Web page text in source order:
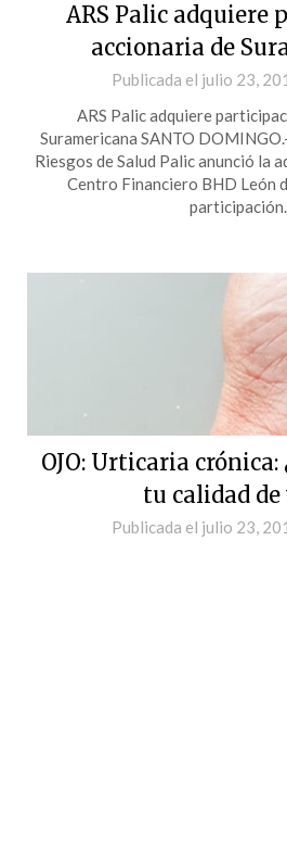
ARS Palic adquiere
accionaria de
Publicada el julio 23,
ARS Palic adquiere
Suramericana SANTO
Riesgos de Salud Palic anunció la
Centro Financiero BHD León
OJO: Urticaria crónica:
tu calidad de
Publicada el julio 23,